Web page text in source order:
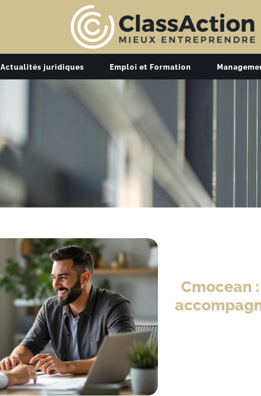
Actualités juridiques Emploi et Formation
Cmocean